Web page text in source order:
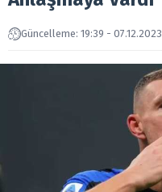
Güncelleme: 19:39 - 07.12.2023